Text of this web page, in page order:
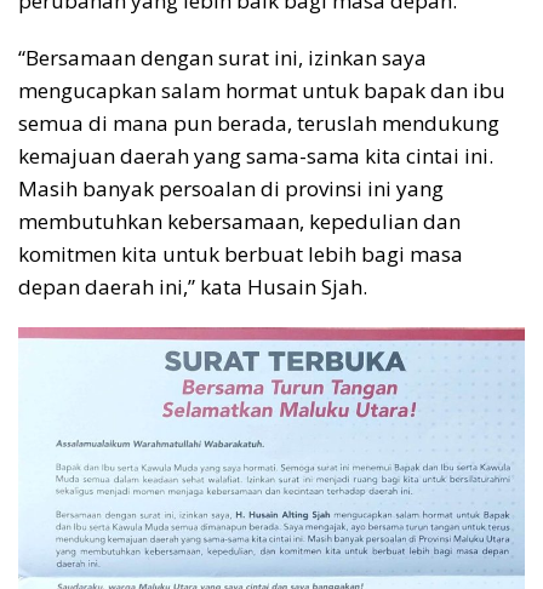
“Bersamaan dengan surat ini, izinkan saya
mengucapkan salam hormat untuk bapak dan ibu
semua di mana pun berada, teruslah mendukung
kemajuan daerah yang sama-sama kita cintai ini.
Masih banyak persoalan di provinsi ini yang
membutuhkan kebersamaan, kepedulian dan
komitmen kita untuk berbuat lebih bagi masa
depan daerah ini,” kata Husain Sjah.